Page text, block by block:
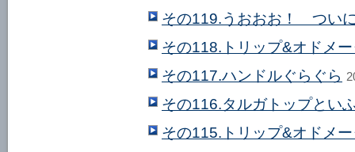
その119.うおおお！ つい
その118.トリップ&オドメ
その117.ハンドルぐらぐら
その116.タルガトップとい
その115.トリップ&オドメ